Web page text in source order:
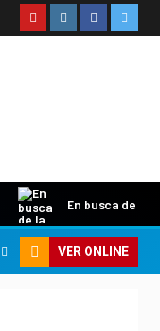
En busca de la
VER ONLINE